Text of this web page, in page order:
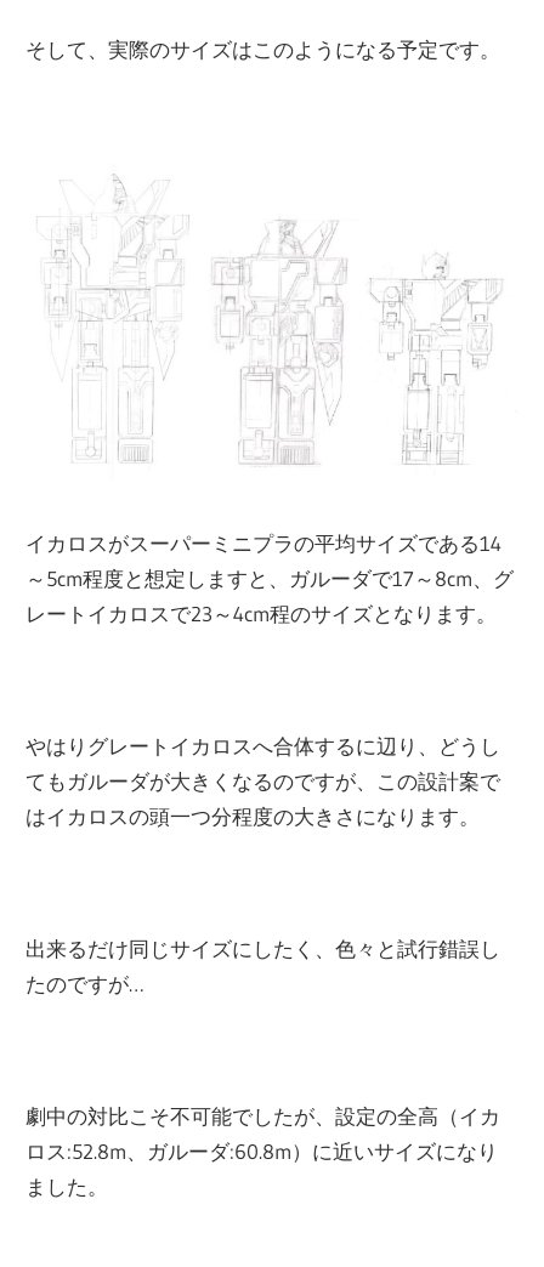
そして、実際のサイズはこのようになる予定です。
イカロスがスーパーミニプラの平均サイズである14
～5cm程度と想定しますと、ガルーダで17～8cm、グ
レートイカロスで23～4cm程のサイズとなります。
やはりグレートイカロスへ合体するに辺り、どうし
てもガルーダが大きくなるのですが、この設計案で
はイカロスの頭一つ分程度の大きさになります。
出来るだけ同じサイズにしたく、色々と試行錯誤し
たのですが…
劇中の対比こそ不可能でしたが、設定の全高（イカ
ロス:52.8m、ガルーダ:60.8m）に近いサイズになり
ました。